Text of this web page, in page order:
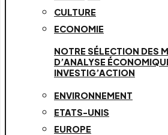
CULTURE
ECONOMIE
NOTRE SÉLECTION DES
D’ANALYSE
INVESTIG’ACTION
ENVIRONNEMENT
ETATS-UNIS
EUROPE